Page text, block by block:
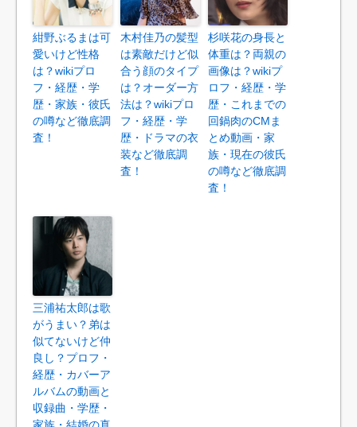
紺野ぶるまは可
愛いけど性格
は？wikiプロ
フ・経歴・学
歴・家族・彼氏
の噂など徹底調
査！
木村佳乃の髪型
は素敵だけど似
合う顔のタイプ
は？オーダー方
法は？wikiプロ
フ・経歴・学
歴・ドラマの衣
装など徹底調
査！
杉咲花の身長と
体重は？両親の
画像は？wikiプ
ロフ・経歴・学
歴・これまでの
回鍋肉のCMま
とめ動画・家
族・現在の彼氏
の噂など徹底調
査！
三浦祐太郎は歌
がうまい？弟は
似てないけど仲
良し？プロフ・
経歴・カバーア
ルバムの動画と
収録曲・学歴・